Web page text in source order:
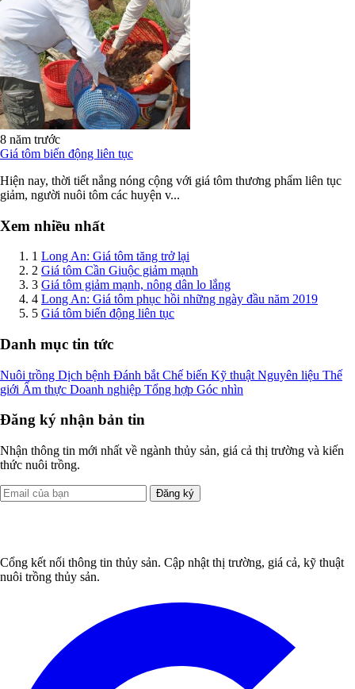
8 năm trước
Giá tôm biến động liên tục
Hiện nay, thời tiết nắng nóng cộng với giá tôm thương phẩm liên tục
giảm, người nuôi tôm các huyện v...
Xem nhiều nhất
1 Long An: Giá tôm tăng trở lại
2 Giá tôm Cần Giuộc giảm mạnh
3 Giá tôm giảm mạnh, nông dân lo lắng
4 Long An: Giá tôm phục hồi những ngày đầu năm 2019
5 Giá tôm biến động liên tục
Danh mục tin tức
Nuôi trồng Dịch bệnh Đánh bắt Chế biến Kỹ thuật Nguyên liệu Thế
giới Ẩm thực Doanh nghiệp Tổng hợp Góc nhìn
Đăng ký nhận bản tin
Nhận thông tin mới nhất về ngành thủy sản, giá cả thị trường và kiến
thức nuôi trồng.
Đăng ký
Cổng kết nối thông tin thủy sản. Cập nhật thị trường, giá cả, kỹ thuật
nuôi trồng thủy sản.